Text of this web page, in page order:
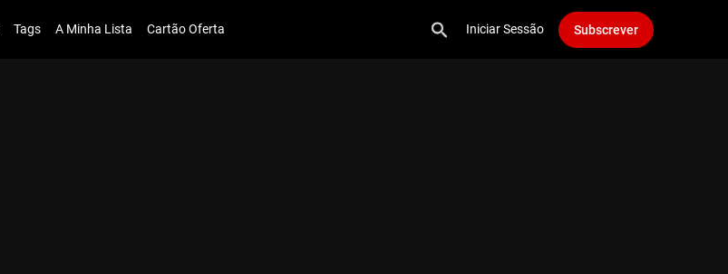
Tags A Minha Lista Cartão Oferta Iniciar Sessão Subscrever